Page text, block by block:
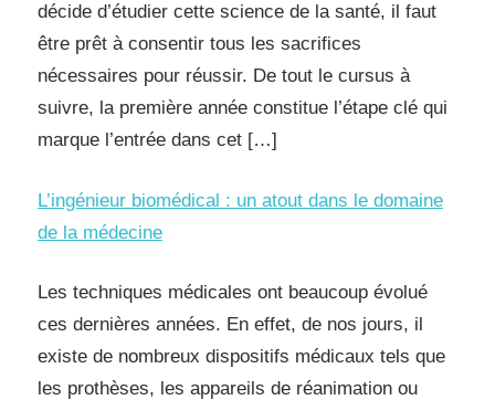
décide d’étudier cette science de la santé, il faut
être prêt à consentir tous les sacrifices
nécessaires pour réussir. De tout le cursus à
suivre, la première année constitue l’étape clé qui
marque l’entrée dans cet […]
L’ingénieur biomédical : un atout dans le domaine
de la médecine
Les techniques médicales ont beaucoup évolué
ces dernières années. En effet, de nos jours, il
existe de nombreux dispositifs médicaux tels que
les prothèses, les appareils de réanimation ou